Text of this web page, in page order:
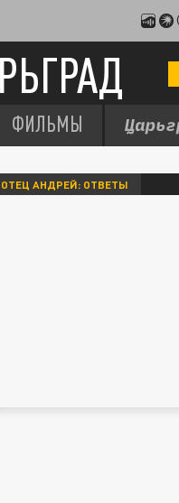
ФИЛЬМЫ
ОТЕЦ АНДРЕЙ: ОТВЕТЫ